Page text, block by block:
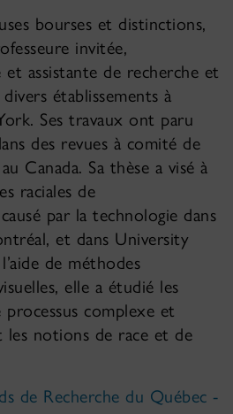
bourses et distinctions,
invitée,
assistante de recherche et
établissements à
Ses travaux ont paru
des revues à comité de
Canada. Sa thèse a visé à
raciales de
par la technologie dans
et dans University
de méthodes
elle a étudié les
complexe et
les notions de race et de
de Recherche du Québec -